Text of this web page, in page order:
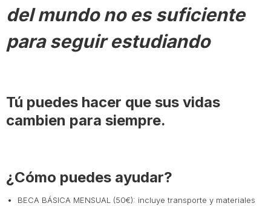
del mundo no es suficiente
para seguir estudiando
Tú puedes hacer que sus vidas
cambien para siempre.
¿Cómo puedes ayudar?
BECA BÁSICA MENSUAL (50€): incluye transporte y materiales